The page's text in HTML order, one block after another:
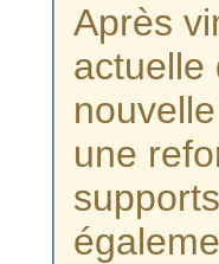
Après
actuelle
une